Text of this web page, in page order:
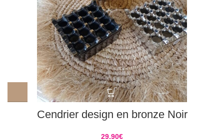
Cendrier design en bronze Noir
29,90€